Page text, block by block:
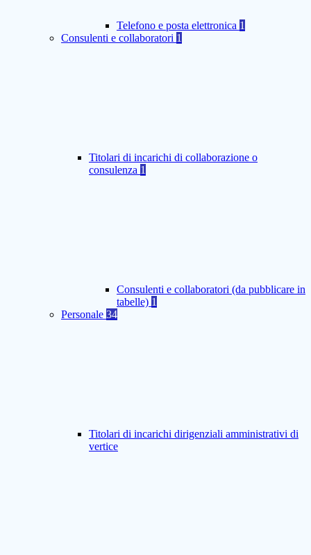
Telefono e posta elettronica 1
Consulenti e collaboratori 1
Titolari di incarichi di collaborazione o
consulenza 1
Consulenti e collaboratori (da pubblicare in
tabelle) 1
Personale 34
Titolari di incarichi dirigenziali amministrativi di
vertice